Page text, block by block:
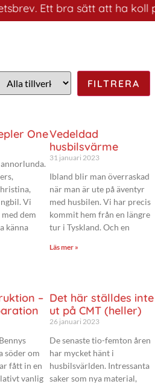
sätt att ha koll på
One
Vi
dem
känna
Vedeldad
husbilsvärme
31 januari 2023
Ibland blir man överraskad
när man är ute på äventyr
med husbilen. Vi har precis
kommit hem från en längre
tur i Tyskland. Och en
Läs mer »
–
söder om
fått in en
vanlig
Det här ställdes inte
ut på CMT (heller)
26 januari 2023
De senaste tio-femton åren
har mycket hänt i
husbilsvärlden. Intressanta
saker som nya material,